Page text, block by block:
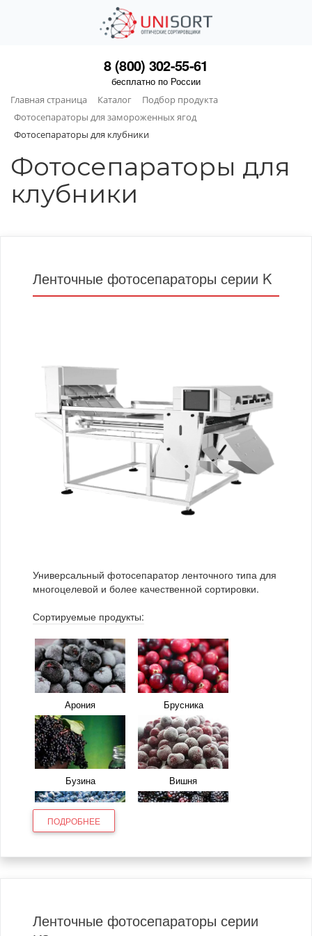
8 (800) 302-55-61
бесплатно по России
Главная страница Каталог
Подбор продукта
Фотосепараторы для замороженных ягод
Фотосепараторы для клубники
Фотосепараторы для
клубники
Ленточные фотосепараторы серии K
Универсальный фотосепаратор ленточного типа для
многоцелевой и более качественной сортировки.
Сортируемые продукты:
Арония Брусника
Бузина Вишня
Голубика Ежевика
Земляника
ПОДРОБНЕЕ
Ленточные фотосепараторы серии